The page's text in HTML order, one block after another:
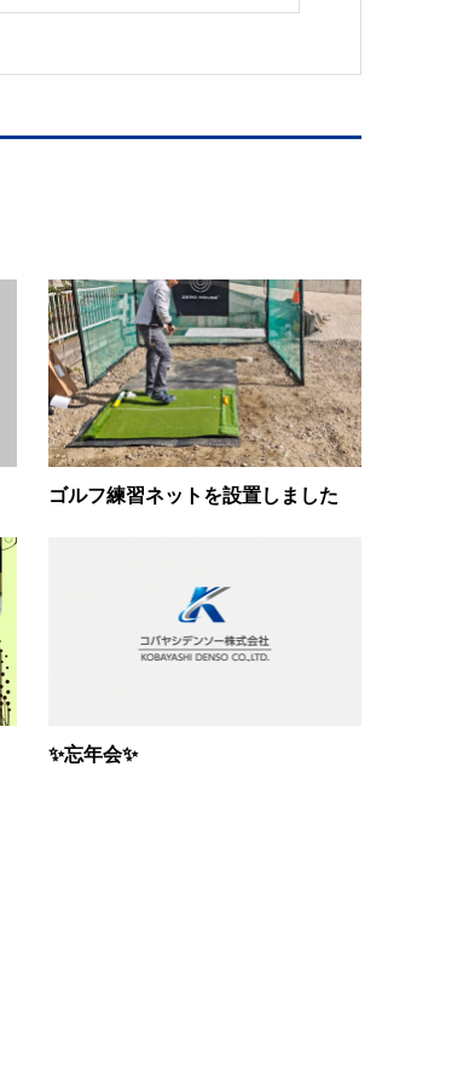
ゴルフ練習ネットを設置しました
✨忘年会✨